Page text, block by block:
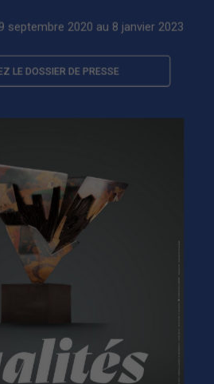
septembre 2020 au 8 janvier 2023
LE DOSSIER DE PRESSE